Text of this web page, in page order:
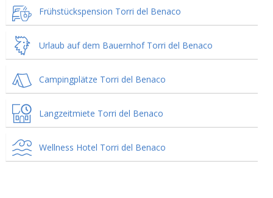
Frühstückspension Torri del Benaco
Urlaub auf dem Bauernhof Torri del Benaco
Campingplätze Torri del Benaco
Langzeitmiete Torri del Benaco
Wellness Hotel Torri del Benaco